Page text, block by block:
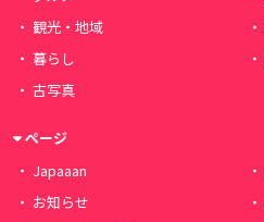
観光・地域
暮らし
古写真
ページ
Japaaan
お知らせ